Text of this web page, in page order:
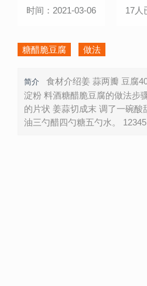
时间：2021-03-06 17人
糖醋脆豆腐 做法
简介
食材介绍姜 蒜两瓣 豆腐
淀粉 料酒糖醋脆豆腐的做法步
的片状 姜蒜切成末 调了一碗酸
油三勺醋四勺糖五勺水。